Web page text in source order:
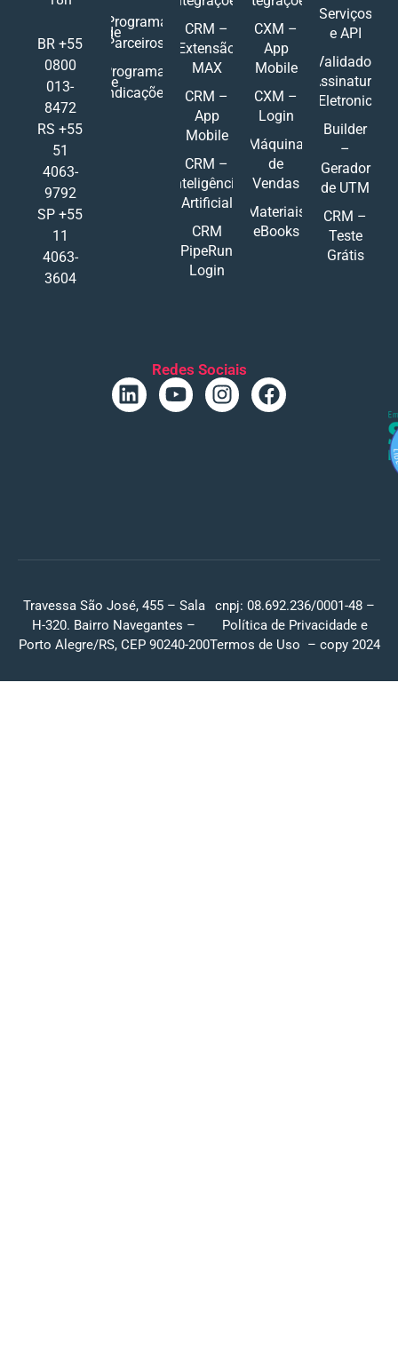
BR +55
0800
013-
8472
RS +55
51
4063-
9792
SP +55
11
4063-
3604
Programa
de
Parceiros
Programa
de
Indicações
CRM –
Extensão
MAX
CRM –
App
Mobile
CRM –
Inteligência
Artificial
CRM
PipeRun
Login
CXM –
App
Mobile
CXM –
Login
Máquina
de
Vendas
Materiais
eBooks
Serviços
e API
Validador
Assinatura
Eletronic
Builder
–
Gerador
de UTM
CRM –
Teste
Grátis
Redes Sociais
Travessa São José, 455 – Sala
H-320. Bairro Navegantes –
Porto Alegre/RS, CEP 90240-200
cnpj: 08.692.236/0001-48 –
Política de Privacidade e
Termos de Uso – copy 2024